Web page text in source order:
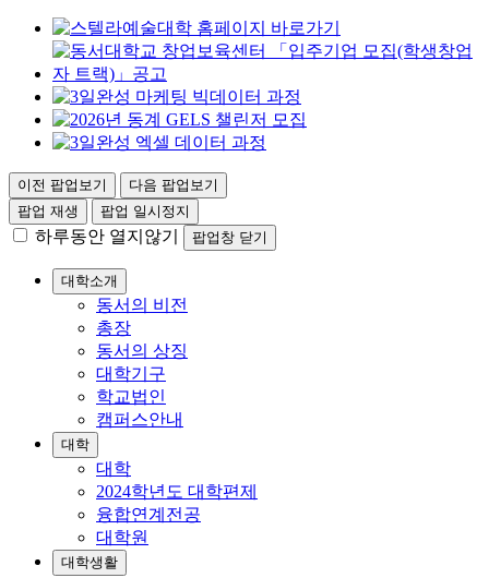
이전 팝업보기
다음 팝업보기
팝업 재생
팝업 일시정지
하루동안 열지않기 팝업창 닫기
대학소개
동서의 비전
총장
동서의 상징
대학기구
학교법인
캠퍼스안내
대학
대학
2024학년도 대학편제
융합연계전공
대학원
대학생활